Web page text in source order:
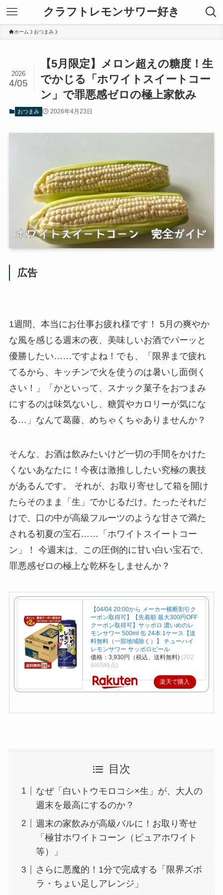
クラフトレモンサワー好き
ホーム おつまみ
【5月限定】メロン超えの糖度！生
でかじる「ホワイトスイートコー
ン」で罪悪感ゼロの極上家飲み
2026
4/05
おつまみ 2026年4月23日
広告
1週間、本当にお仕事お疲れ様です！ 5月の爽やか
な風を感じる週末の夜、美味しいお酒でパーッと
優勝したい……ですよね！でも、「限界まで疲れ
てるから、キッチンで火を使うのは暑いし面倒く
さい！」「かといって、スナック菓子をおつまみ
にするのは味気ないし、糖質やカロリーが気にな
る…」なんて葛藤、めちゃくちゃありませんか？
そんな、お酒は飲みたいけど一切の手間をかけた
くないあなたに！今夜は激推ししたい究極の裏技
があるんです。 それが、お取り寄せして箱を開け
たらそのまま「生」でかじるだけ。たったそれだ
けで、口の中が高級フルーツのような甘さで満た
される初夏の宝石……「ホワイトスイートコー
ン」！ 今週末は、この圧倒的に甘い白い宝石で、
罪悪感ゼロの極上な乾杯をしませんか？
【04/04 20:00から メーカー横断割引ク
ーポン取得可】【先着順 最大300円OFF
クーポン取得可】サッポロ 濃いめのレ
モンサワー 500ml 缶 24本 1ケース【送
料無料（一部地域除く）】 チューハイ
レモンサワー サッポロビール
価格：3,930円（税込、送料無料) (202
6/4/5時点)
楽天で購入
目次
なぜ「白いトウモロコシ×生」が、大人の
週末を最高にするのか？
週末の家飲みが高級バルに！お取り寄せ
「極甘ホワイトコーン（ピュアホワイト
等）」
さらに悪魔的！1分で完成する「限界ズボ
ラ・ちょい足しアレンジ」